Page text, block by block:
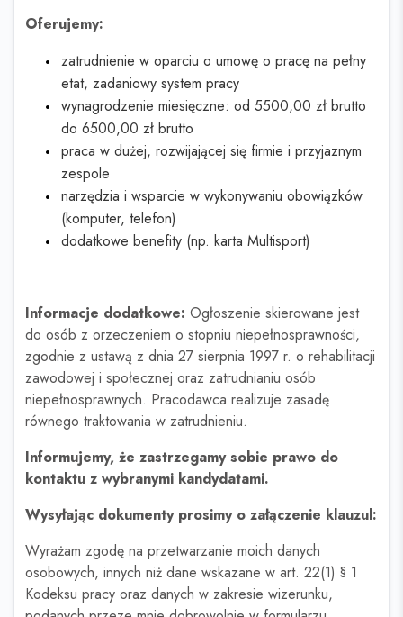
Oferujemy:
zatrudnienie w oparciu o umowę o pracę na pełny
etat, zadaniowy system pracy
wynagrodzenie miesięczne: od 5500,00 zł brutto
do 6500,00 zł brutto
praca w dużej, rozwijającej się firmie i przyjaznym
zespole
narzędzia i wsparcie w wykonywaniu obowiązków
(komputer, telefon)
dodatkowe benefity (np. karta Multisport)
Informacje dodatkowe: Ogłoszenie skierowane jest
do osób z orzeczeniem o stopniu niepełnosprawności,
zgodnie z ustawą z dnia 27 sierpnia 1997 r. o rehabilitacji
zawodowej i społecznej oraz zatrudnianiu osób
niepełnosprawnych. Pracodawca realizuje zasadę
równego traktowania w zatrudnieniu.
Informujemy, że zastrzegamy sobie prawo do
kontaktu z wybranymi kandydatami.
Wysyłając dokumenty prosimy o załączenie klauzul:
Wyrażam zgodę na przetwarzanie moich danych
osobowych, innych niż dane wskazane w art. 22(1) § 1
Kodeksu pracy oraz danych w zakresie wizerunku,